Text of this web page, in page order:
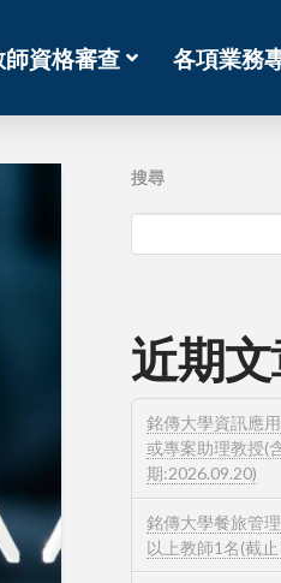
師資格審查 各項業務
搜尋
近期
銘傳大學資訊應
或專案助理教授(
期:2026.09.20)
銘傳大學餐旅管
以上教師1名(截